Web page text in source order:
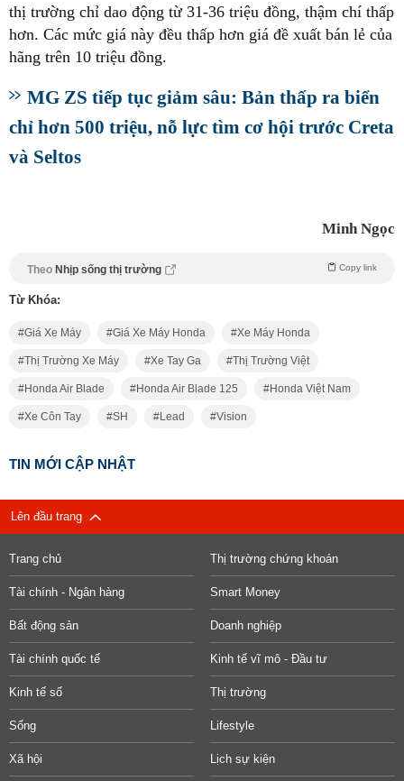
thị trường chỉ dao động từ 31-36 triệu đồng, thậm chí thấp
hơn. Các mức giá này đều thấp hơn giá đề xuất bán lẻ của
hãng trên 10 triệu đồng.
MG ZS tiếp tục giảm sâu: Bản thấp ra biển
chỉ hơn 500 triệu, nỗ lực tìm cơ hội trước Creta
và Seltos
Minh Ngọc
Theo Nhịp sống thị trường Copy link
Từ Khóa:
Giá Xe Máy Giá Xe Máy Honda Xe Máy Honda
Thị Trường Xe Máy Xe Tay Ga Thị Trường Việt
Honda Air Blade Honda Air Blade 125 Honda Việt Nam
Xe Côn Tay SH Lead Vision
TIN MỚI CẬP NHẬT
Lên đầu trang
Trang chủ Thị trường chứng khoán
Tài chính - Ngân hàng Smart Money
Bất động sản Doanh nghiệp
Tài chính quốc tế Kinh tế vĩ mô - Đầu tư
Kinh tế số Thị trường
Sống Lifestyle
Xã hội Lịch sự kiện